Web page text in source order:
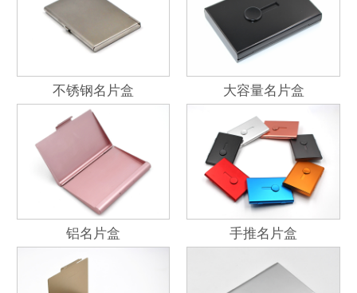
不锈钢名片盒 大容量名片盒
铝名片盒 手推名片盒